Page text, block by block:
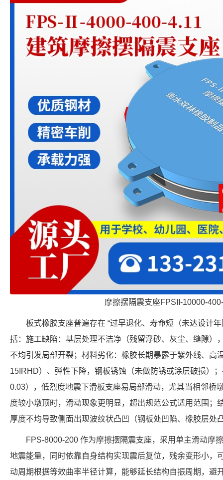
摩擦摆隔震支座FPSII-10000-
板式橡胶支座普遍存在 “过早退化、寿命短（未达设计
括：施工缺陷：基层处理不洁净（残留浮砂、灰尘、缝隙）
不均引发局部开裂；材料劣化：橡胶长期暴露于紫外线、高
15IRHD）、弹性下降，钢板锈蚀（未做防锈或涂层破损）
0.03），低烈度地震下滑板支座易局部滑动，尤其当相邻桥
度较小墩顶时，滑动现象更明显，超出规范公式适用范围；
厚度不均导致侧面出现波纹状凸凹（钢板处凹陷、橡胶层处
FPS-8000-200 作为摩擦摆隔震支座，采用单主滑动摩
地震能量，同时依靠自身结构实现震后复位，残余变形小，
动周期根据等效曲率半径计算，能够延长结构自振周期，避